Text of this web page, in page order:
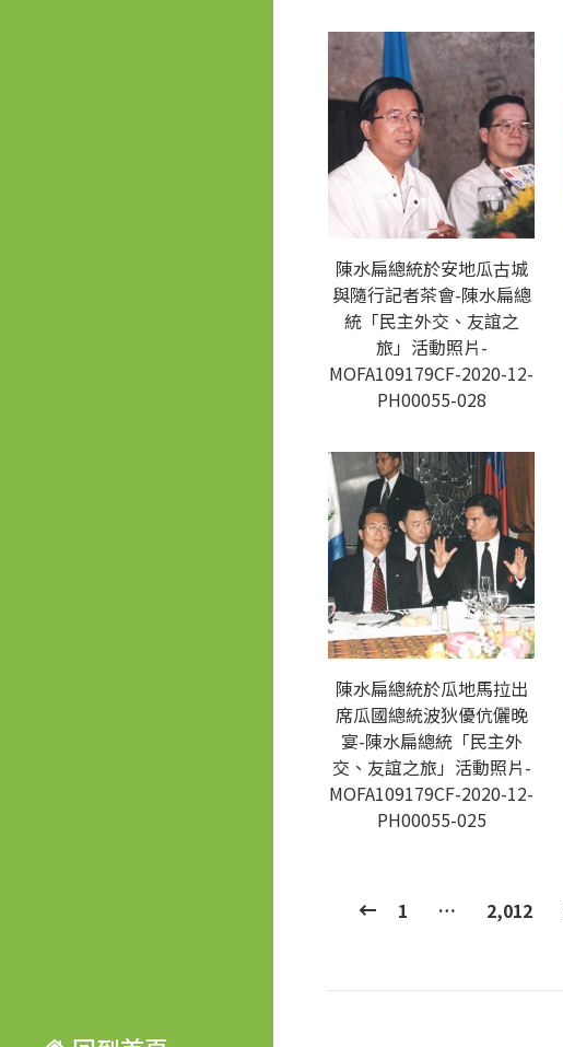
陳水扁總統於安地瓜古城
與隨行記者茶會-陳水扁總
統「民主外交、友誼之
旅」活動照片-
MOFA109179CF-2020-12-
PH00055-028
陳水扁總統於瓜地馬拉出
席瓜國總統波狄優伉儷晚
宴-陳水扁總統「民主外
交、友誼之旅」活動照片-
MOFA109179CF-2020-12-
PH00055-025
1 … 2,012